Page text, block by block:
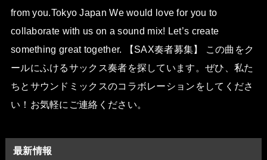
from you.Tokyo Japan We would love for you to
collaborate with us on a sound mix! Let’s create
something great together. 【SAX奏者募集】 この曲をク
ールにふけるサックス奏者を探しています。ぜひ、私た
ちとサウンドミックスのコラボレーションをしてくださ
い！お気軽にご連絡ください。
最新情報